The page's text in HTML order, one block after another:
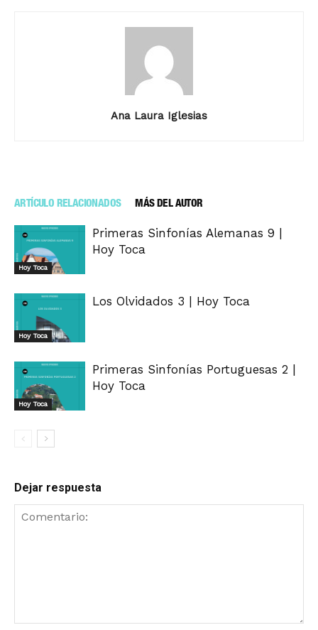
Ana Laura Iglesias
ARTÍCULO RELACIONADOS MÁS DEL AUTOR
Hoy Toca
Primeras Sinfonías Alemanas 9 |
Hoy Toca
Hoy Toca
Los Olvidados 3 | Hoy Toca
Hoy Toca
Primeras Sinfonías Portuguesas 2 |
Hoy Toca
Dejar respuesta